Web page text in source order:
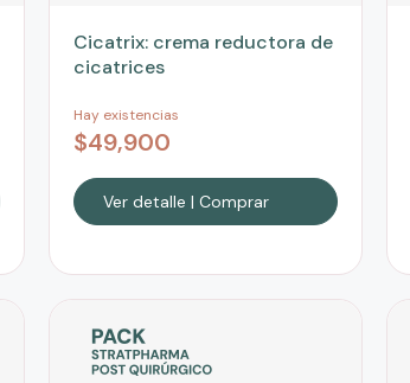
Cicatrix: crema reductora de
cicatrices
Hay existencias
$49,900
Ver detalle | Comprar